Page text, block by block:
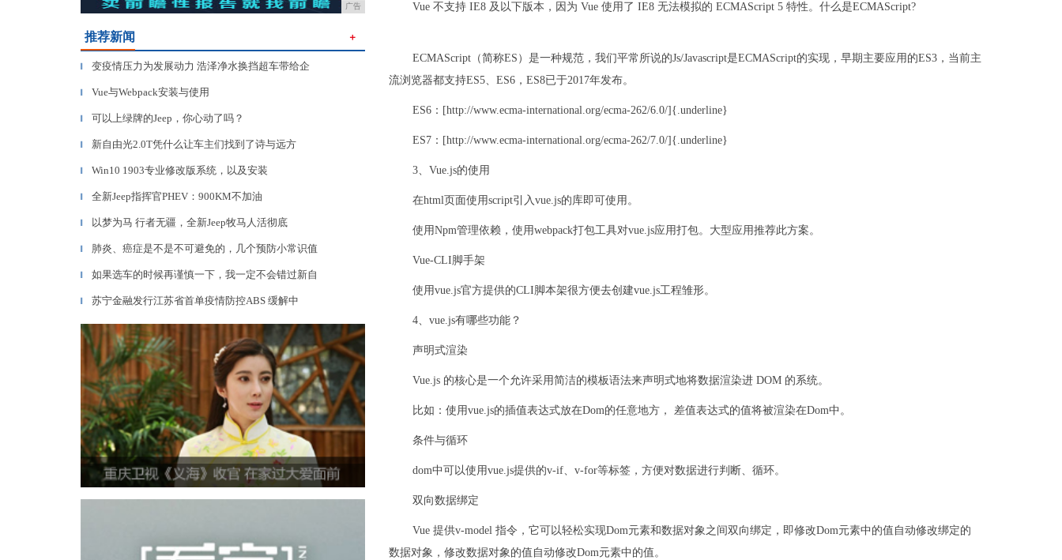
广告
推荐新闻 ＋
▎ 变疫情压力为发展动力 浩泽净水换挡超车带给企
▎ Vue与Webpack安装与使用
▎ 可以上绿牌的Jeep，你心动了吗？
▎ 新自由光2.0T凭什么让车主们找到了诗与远方
▎ Win10 1903专业修改版系统，以及安装
▎ 全新Jeep指挥官PHEV：900KM不加油
▎ 以梦为马 行者无疆，全新Jeep牧马人活彻底
▎ 肺炎、癌症是不是不可避免的，几个预防小常识值
▎ 如果选车的时候再谨慎一下，我一定不会错过新自
▎ 苏宁金融发行江苏省首单疫情防控ABS 缓解中
Vue 不支持 IE8 及以下版本，因为 Vue 使用了 IE8 无法模拟的 ECMAScript 5 特性。什么是ECMAScript?
ECMAScript（简称ES）是一种规范，我们平常所说的Js/Javascript是ECMAScript的实现，早期主要应用的ES3，当前主
流浏览器都支持ES5、ES6，ES8已于2017年发布。
ES6：[http://www.ecma-international.org/ecma-262/6.0/]{.underline}
ES7：[http://www.ecma-international.org/ecma-262/7.0/]{.underline}
3、Vue.js的使用
在html页面使用script引入vue.js的库即可使用。
使用Npm管理依赖，使用webpack打包工具对vue.js应用打包。大型应用推荐此方案。
Vue-CLI脚手架
使用vue.js官方提供的CLI脚本架很方便去创建vue.js工程雏形。
4、vue.js有哪些功能？
声明式渲染
​Vue.js 的核心是一个允许采用简洁的模板语法来声明式地将数据渲染进 DOM 的系统。
​比如：使用vue.js的插值表达式放在Dom的任意地方， 差值表达式的值将被渲染在Dom中。
条件与循环
​dom中可以使用vue.js提供的v-if、v-for等标签，方便对数据进行判断、循环。
双向数据绑定
​Vue 提供v-model 指令，它可以轻松实现Dom元素和数据对象之间双向绑定，即修改Dom元素中的值自动修改绑定的
数据对象，修改数据对象的值自动修改Dom元素中的值。